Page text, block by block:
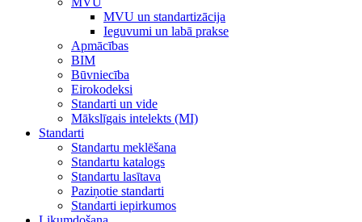
MVU un standartizācija
Ieguvumi un labā prakse
Apmācības
BIM
Būvniecība
Eirokodeksi
Standarti un vide
Mākslīgais intelekts (MI)
Standarti
Standartu meklēšana
Standartu katalogs
Standartu lasītava
Paziņotie standarti
Standarti iepirkumos